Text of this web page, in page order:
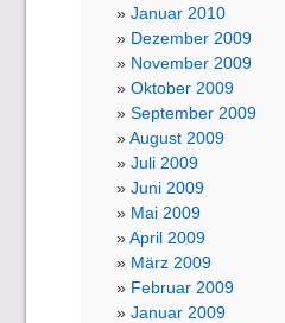
Januar 2010
Dezember 2009
November 2009
Oktober 2009
September 2009
August 2009
Juli 2009
Juni 2009
Mai 2009
April 2009
März 2009
Februar 2009
Januar 2009